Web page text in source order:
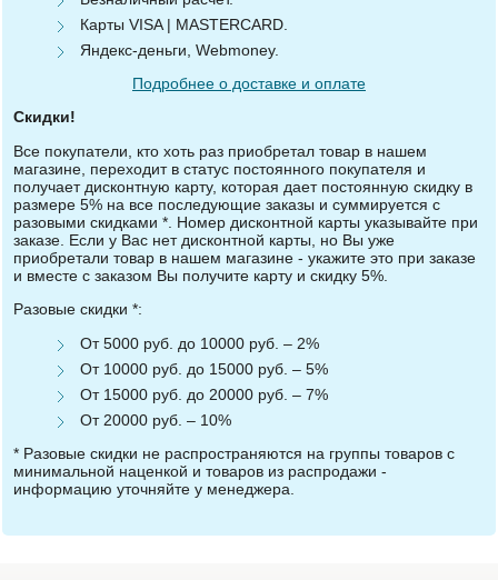
Карты VISA | MASTERCARD.
Яндекс-деньги, Webmoney.
Подробнее о доставке и оплате
Скидки!
Все покупатели, кто хоть раз приобретал товар в нашем
магазине, переходит в статус постоянного покупателя и
получает дисконтную карту, которая дает постоянную скидку в
размере 5% на все последующие заказы и суммируется с
разовыми скидками *. Номер дисконтной карты указывайте при
заказе. Если у Вас нет дисконтной карты, но Вы уже
приобретали товар в нашем магазине - укажите это при заказе
и вместе с заказом Вы получите карту и скидку 5%.
Разовые скидки *:
От 5000 руб. до 10000 руб. – 2%
От 10000 руб. до 15000 руб. – 5%
От 15000 руб. до 20000 руб. – 7%
От 20000 руб. – 10%
* Разовые скидки не распространяются на группы товаров с
минимальной наценкой и товаров из распродажи -
информацию уточняйте у менеджера.